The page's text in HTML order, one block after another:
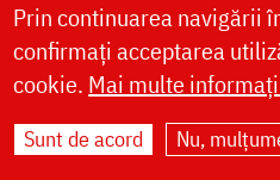
LIVE
Site dezvoltat de
Arhiepiscopia
Prin continuarea navigării
confirmați acceptarea
cookie. Mai multe
Sunt de acord Nu,